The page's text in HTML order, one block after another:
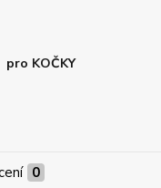
pro KOČKY
0